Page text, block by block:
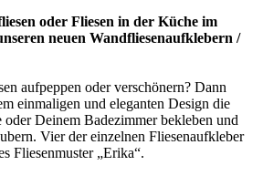
oder Fliesen in der Küche im
neuen Wandfliesenaufklebern /
aufpeppen oder verschönern? Dann
einmaligen und eleganten Design die
Deinem Badezimmer bekleben und
Vier der einzelnen Fliesenaufkleber
Fliesenmuster „Erika“.